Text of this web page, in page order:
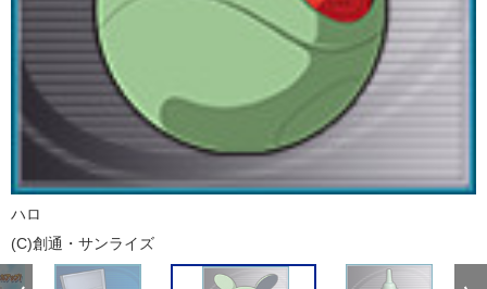
ハロ
(C)創通・サンライズ